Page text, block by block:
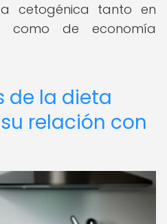
cetogénica tanto en
como de economía
de la dieta
relación con